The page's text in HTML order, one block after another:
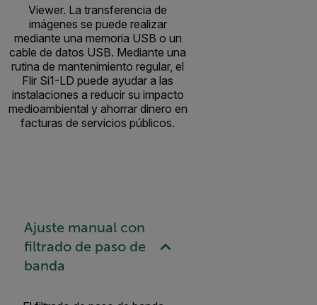
Viewer. La transferencia de
imágenes se puede realizar
mediante una memoria USB o un
cable de datos USB. Mediante una
rutina de mantenimiento regular, el
Flir Si1-LD puede ayudar a las
instalaciones a reducir su impacto
medioambiental y ahorrar dinero en
facturas de servicios públicos.
Ajuste manual con
filtrado de paso de
banda